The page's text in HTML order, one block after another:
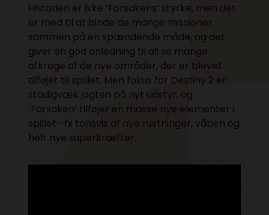
Historien er ikke ‘Forsakens’ styrke, men det
er med til at binde de mange missioner
sammen på en spændende måde, og det
giver en god anledning til at se mange
afkroge af de nye områder, der er blevet
tilføjet til spillet. Men fokus for Destiny 2 er
stadigvæk jagten på nyt udstyr, og
‘Forsaken’ tilføjer en masse nye elementer i
spillet- fx tonsvis af nye rustninger, våben og
helt nye superkræfter.